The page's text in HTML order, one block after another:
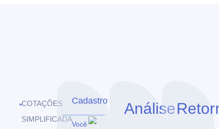
COTAÇÕES
SIMPLIFICADA
Cadastro
Você
Análise